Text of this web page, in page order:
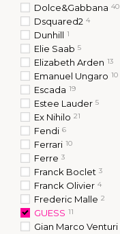
Dolce&Gabbana 40
Dsquared2 4
Dunhill 1
Elie Saab 5
Elizabeth Arden 13
Emanuel Ungaro 10
Escada 19
Estee Lauder 5
Ex Nihilo 21
Fendi 6
Ferrari 10
Ferre 3
Franck Boclet 3
Franck Olivier 4
Frederic Malle 2
GUESS 11
Gian Marco Venturi